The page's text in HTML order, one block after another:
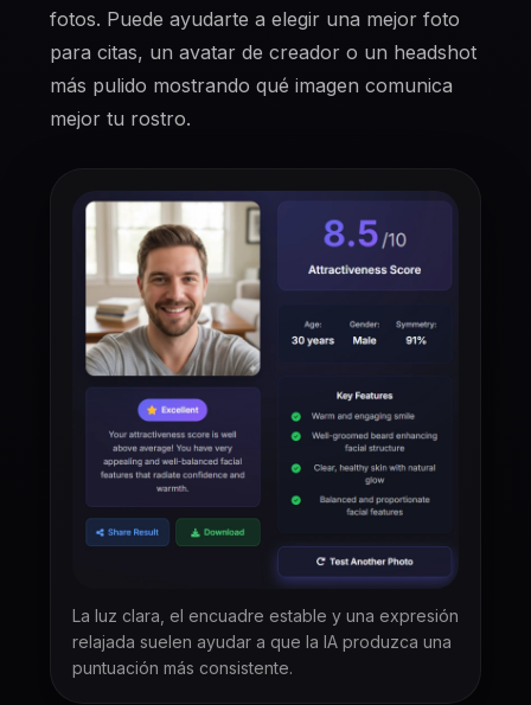
fotos. Puede ayudarte a elegir una mejor foto
para citas, un avatar de creador o un headshot
más pulido mostrando qué imagen comunica
mejor tu rostro.
La luz clara, el encuadre estable y una expresión
relajada suelen ayudar a que la IA produzca una
puntuación más consistente.